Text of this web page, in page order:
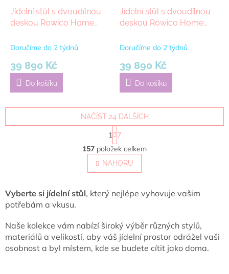
Jídelní stůl s dvoudílnou
deskou Rowico Home
černá
Doručíme do 2 týdnů
39 890 Kč
Do košíku
Jídelní stůl s dvoudílnou
deskou Rowico Home
160x160 cm | tmavě
Doručíme do 2 týdnů
39 890 Kč
Do košíku
O
v
l
á
a
p
r
v
k
NAČÍST 24 DALŠÍCH
t
r
á
n
k
v
á
1 7
157 položek celkem
NAHORU
Vyberte si jídelní stůl, který nejlépe vyhovuje vašim
potřebám a vkusu.
Naše kolekce vám nabízí široký výběr různých stylů,
materiálů a velikostí, aby váš jídelní prostor odrážel vaši
osobnost a byl místem, kde se budete cítit jako doma.